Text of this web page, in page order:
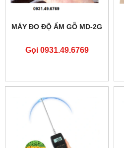
MÁY ĐO ĐỘ ẨM GỖ MD-2G
Gọi 0931.49.6769